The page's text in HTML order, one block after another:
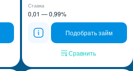
Ставка
0,01 — 0,99%
Подобрать займ
Сравнить